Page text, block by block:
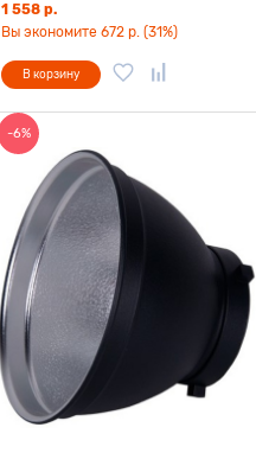
1 558 р.
Вы экономите 672 р. (31%)
В корзину
-6%